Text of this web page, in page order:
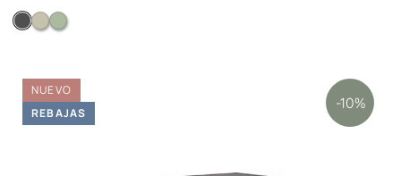
Anthracite
DesertMist green
NUEVO
-10%
REBAJAS